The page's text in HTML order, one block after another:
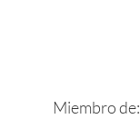
Miembro de: